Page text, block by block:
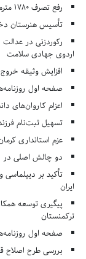
رفع تصرف ۱۷۸۰ مترمربع از اراضی ملی روستای سرودار کرج
تأسیس هنرستان
اردوی جهادی سلامت
افزایش وثیقه خروج از
صفحه اول روزنامه‌های 8
اعزام کاروان‌های
تسهیل ثبت‌نام
عزم استانداری
دو چالش اصلی در
تأکید بر دیپلماسی
ایران
پیگیری توسعه
ترکمنستان
صفحه اول روزنامه‌های 7
بررسی طرح اصلاح